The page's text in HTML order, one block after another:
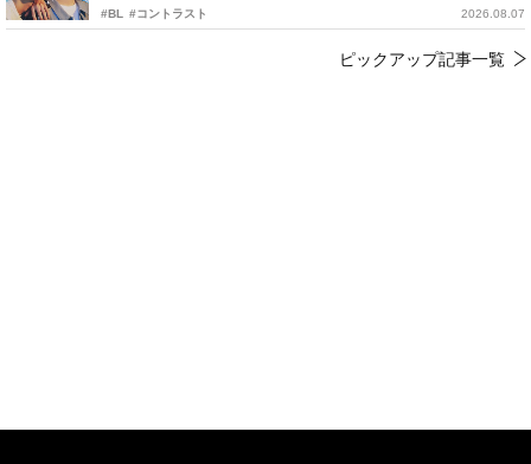
#BL #コントラスト 2026.08.07
ピックアップ記事一覧